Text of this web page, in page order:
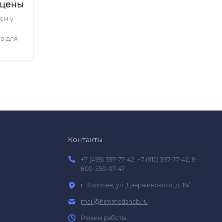
у
для
Контакты
+7 (499) 397-77-42; +7 (915) 397-77-42; 8-
800-550-07-47
г. Королёв, ул. Дзержинского, д. 16/1
mail@himmedsnab.ru
Режим работы: